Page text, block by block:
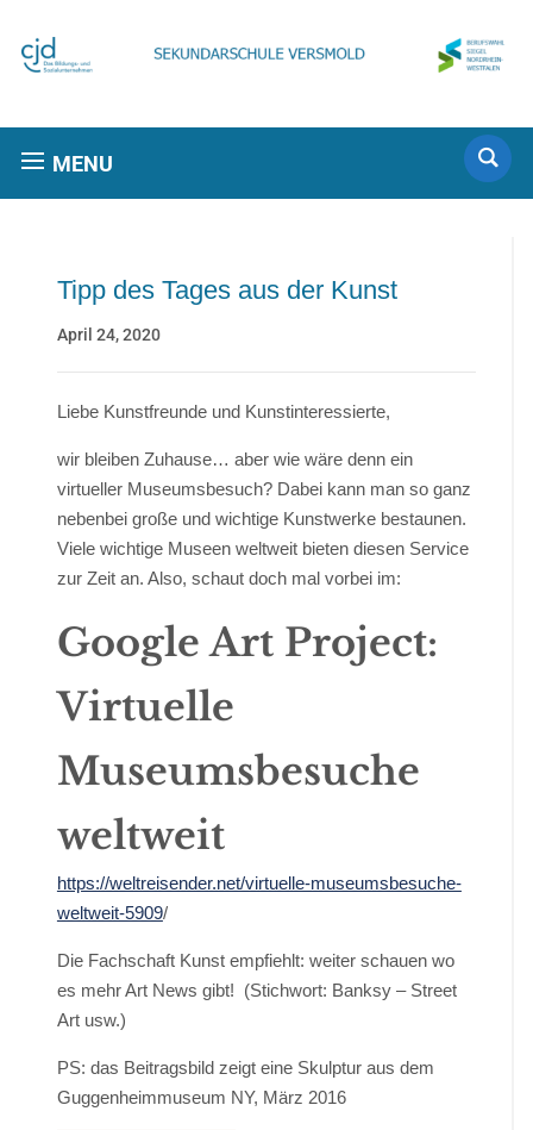
MENU
Tipp des Tages aus der Kunst
April 24, 2020
Liebe Kunstfreunde und Kunstinteressierte,
wir bleiben Zuhause… aber wie wäre denn ein
virtueller Museumsbesuch? Dabei kann man so ganz
nebenbei große und wichtige Kunstwerke bestaunen.
Viele wichtige Museen weltweit bieten diesen Service
zur Zeit an. Also, schaut doch mal vorbei im:
Google Art Project:
Virtuelle
Museumsbesuche
weltweit
https://weltreisender.net/virtuelle-museumsbesuche-
weltweit-5909/
Die Fachschaft Kunst empfiehlt: weiter schauen wo
es mehr Art News gibt! (Stichwort: Banksy – Street
Art usw.)
PS: das Beitragsbild zeigt eine Skulptur aus dem
Guggenheimmuseum NY, März 2016